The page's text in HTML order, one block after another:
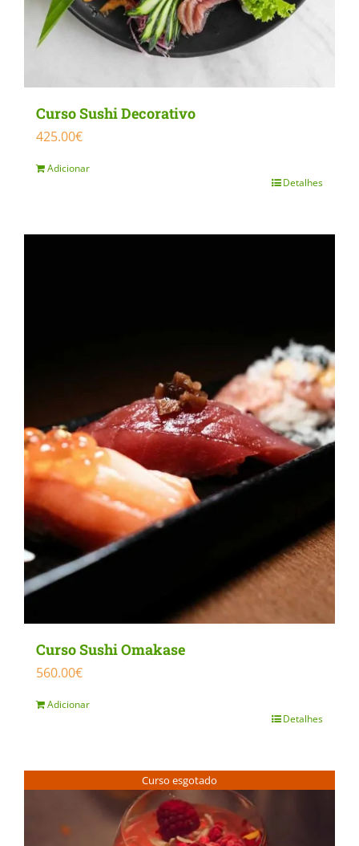
Curso Sushi Decorativo
425.00€
Adicionar
Detalhes
Curso Sushi Omakase
560.00€
Adicionar
Detalhes
Curso esgotado